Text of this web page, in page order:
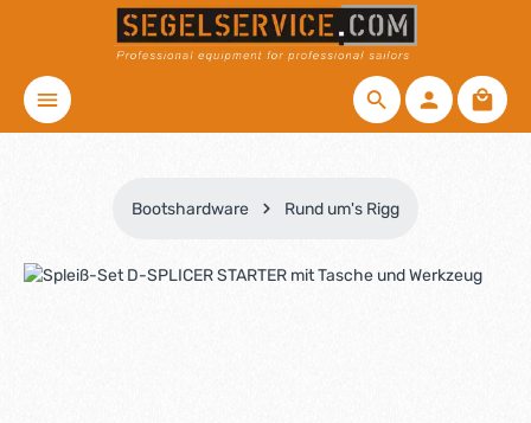
Zum Hauptinhalt springen
Bootshardware Rund um's Rigg
Bildergalerie überspringen